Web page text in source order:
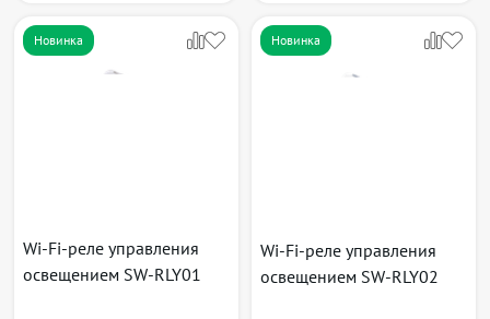
Новинка
Wi-Fi-реле управления
освещением SW-RLY01
Новинка
Wi-Fi-реле управления
освещением SW-RLY02